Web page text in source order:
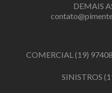
DEMAIS
COMERCIAL(19)
SINISTROS